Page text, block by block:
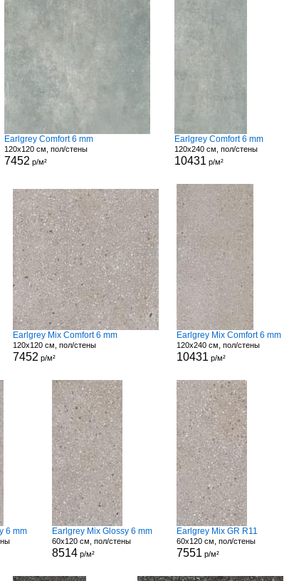
Earlgrey Comfort 6 mm
120x120 см, пол/стены
7452 р/м²
Earlgrey Comfort 6 mm
120x240 см, пол/стены
10431 р/м²
Earlgrey Mix Comfort 6 mm
120x120 см, пол/стены
7452 р/м²
Earlgrey Mix Comfort 6 mm
120x240 см, пол/стены
10431 р/м²
6 mm Earlgrey Mix Glossy 6 mm
60x120 см, пол/стены
8514р/м²
Earlgrey Mix GR R11
60x120 см, пол/стены
7551 р/м²